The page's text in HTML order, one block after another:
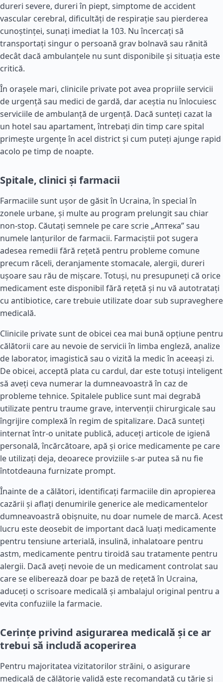
dureri severe, dureri în piept, simptome de accident
vascular cerebral, dificultăți de respirație sau pierderea
cunoștinței, sunați imediat la 103. Nu încercați să
transportați singur o persoană grav bolnavă sau rănită
decât dacă ambulanțele nu sunt disponibile și situația este
critică.
În orașele mari, clinicile private pot avea propriile servicii
de urgență sau medici de gardă, dar aceștia nu înlocuiesc
serviciile de ambulanță de urgență. Dacă sunteți cazat la
un hotel sau apartament, întrebați din timp care spital
primește urgențe în acel district și cum puteți ajunge rapid
acolo pe timp de noapte.
Spitale, clinici și farmacii
Farmaciile sunt ușor de găsit în Ucraina, în special în
zonele urbane, și multe au program prelungit sau chiar
non-stop. Căutați semnele pe care scrie „Аптека” sau
numele lanțurilor de farmacii. Farmaciștii pot sugera
adesea remedii fără rețetă pentru probleme comune
precum răceli, deranjamente stomacale, alergii, dureri
ușoare sau rău de mișcare. Totuși, nu presupuneți că orice
medicament este disponibil fără rețetă și nu vă autotratați
cu antibiotice, care trebuie utilizate doar sub supraveghere
medicală.
Clinicile private sunt de obicei cea mai bună opțiune pentru
călătorii care au nevoie de servicii în limba engleză, analize
de laborator, imagistică sau o vizită la medic în aceeași zi.
De obicei, acceptă plata cu cardul, dar este totuși inteligent
să aveți ceva numerar la dumneavoastră în caz de
probleme tehnice. Spitalele publice sunt mai degrabă
utilizate pentru traume grave, intervenții chirurgicale sau
îngrijire complexă în regim de spitalizare. Dacă sunteți
internat într-o unitate publică, aduceți articole de igienă
personală, încărcătoare, apă și orice medicamente pe care
le utilizați deja, deoarece proviziile s-ar putea să nu fie
întotdeauna furnizate prompt.
Înainte de a călători, identificați farmaciile din apropierea
cazării și aflați denumirile generice ale medicamentelor
dumneavoastră obișnuite, nu doar numele de marcă. Acest
lucru este deosebit de important dacă luați medicamente
pentru tensiune arterială, insulină, inhalatoare pentru
astm, medicamente pentru tiroidă sau tratamente pentru
alergii. Dacă aveți nevoie de un medicament controlat sau
care se eliberează doar pe bază de rețetă în Ucraina,
aduceți o scrisoare medicală și ambalajul original pentru a
evita confuziile la farmacie.
Cerințe privind asigurarea medicală și ce ar
trebui să includă acoperirea
Pentru majoritatea vizitatorilor străini, o asigurare
medicală de călătorie validă este recomandată cu tărie și